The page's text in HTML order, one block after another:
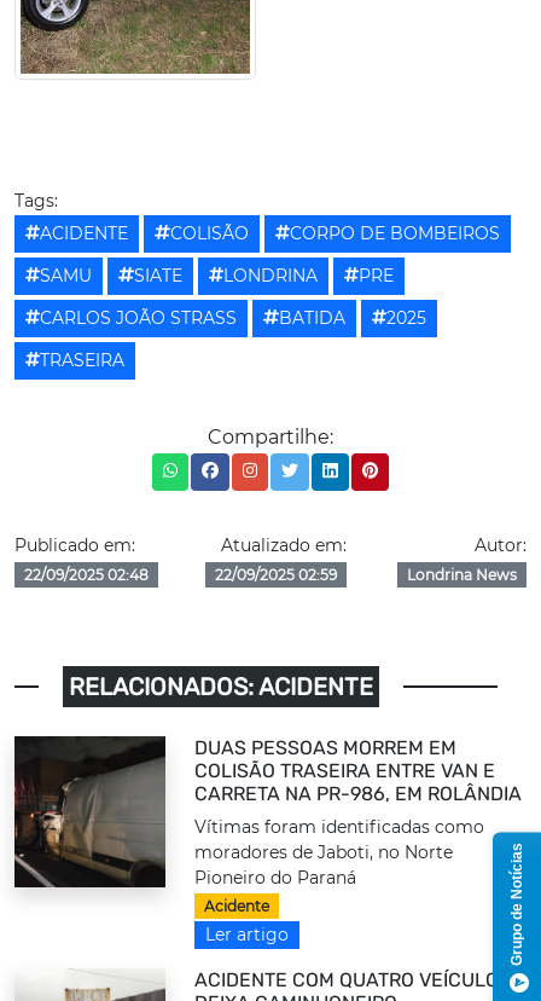
Tags:
ACIDENTE
COLISÃO
CORPO DE BOMBEIROS
SAMU
SIATE LONDRINA
PRE
CARLOS JOÃO STRASS
BATIDA
2025
TRASEIRA
Compartilhe:
Publicado em:
22/09/2025 02:48
Atualizado em:
22/09/2025 02:59
Autor:
Londrina News
RELACIONADOS: ACIDENTE
DUAS PESSOAS MORREM EM
COLISÃO TRASEIRA ENTRE VAN E
CARRETA NA PR-986, EM ROLÂNDIA
Vítimas foram identificadas como
moradores de Jaboti, no Norte
Pioneiro do Paraná
Acidente
Ler artigo
ACIDENTE COM QUATRO VEÍCULOS
Grupo de Notícias